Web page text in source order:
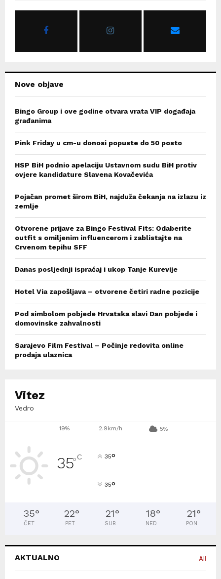
Nove objave
Bingo Group i ove godine otvara vrata VIP događaja
građanima
Pink Friday u cm-u donosi popuste do 50 posto
HSP BiH podnio apelaciju Ustavnom sudu BiH protiv
ovjere kandidature Slavena Kovačevića
Pojačan promet širom BiH, najduža čekanja na izlazu iz
zemlje
Otvorene prijave za Bingo Festival Fits: Odaberite
outfit s omiljenim influencerom i zablistajte na
Crvenom tepihu SFF
Danas posljednji ispraćaj i ukop Tanje Kurevije
Hotel Via zapošljava – otvorene četiri radne pozicije
Pod simbolom pobjede Hrvatska slavi Dan pobjede i
domovinske zahvalnosti
Sarajevo Film Festival – Počinje redovita online
prodaja ulaznica
Vitez
Vedro
19% 2.9km/h 5%
35°C 35°
35°
35°
ČET
22°
PET
21°
SUB
18°
NED
21°
PON
AKTUALNO All